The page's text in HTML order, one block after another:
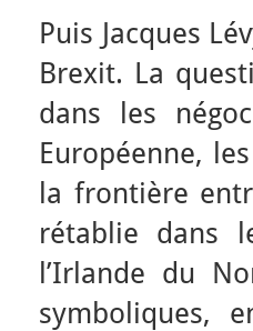
Puis Jacques
Brexit. La
dans les
Européenne,
la frontière
rétablie dans
l’Irlande du
symboliques,